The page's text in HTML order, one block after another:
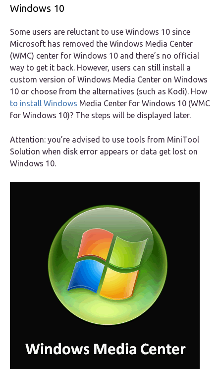
Windows 10
Some users are reluctant to use Windows 10 since
Microsoft has removed the Windows Media Center
(WMC) center for Windows 10 and there’s no official
way to get it back. However, users can still install a
custom version of Windows Media Center on Windows
10 or choose from the alternatives (such as Kodi). How
to install Windows Media Center for Windows 10 (WMC
for Windows 10)? The steps will be displayed later.
Attention: you’re advised to use tools from MiniTool
Solution when disk error appears or data get lost on
Windows 10.